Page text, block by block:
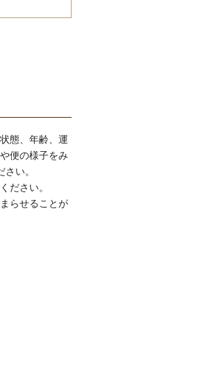
態、年齢、運
便の様子をみ
い。
ださい。
らせることが